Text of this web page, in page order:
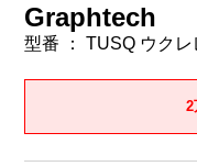
Graphtech
型番 ： TUSQ ウク
2